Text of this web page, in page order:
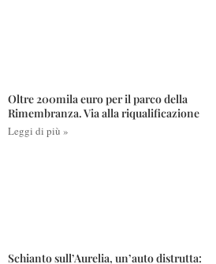
Oltre 200mila euro per il parco della
Rimembranza. Via alla riqualificazione
Leggi di più »
Schianto sull’Aurelia, un’auto distrutta: